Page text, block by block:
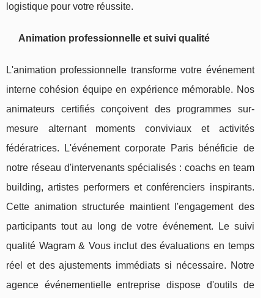
logistique pour votre réussite.
Animation professionnelle et suivi qualité
L'animation professionnelle transforme votre événement
interne cohésion équipe en expérience mémorable. Nos
animateurs certifiés conçoivent des programmes sur-
mesure alternant moments conviviaux et activités
fédératrices. L'événement corporate Paris bénéficie de
notre réseau d'intervenants spécialisés : coachs en team
building, artistes performers et conférenciers inspirants.
Cette animation structurée maintient l'engagement des
participants tout au long de votre événement. Le suivi
qualité Wagram & Vous inclut des évaluations en temps
réel et des ajustements immédiats si nécessaire. Notre
agence événementielle entreprise dispose d'outils de